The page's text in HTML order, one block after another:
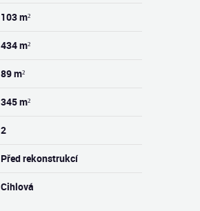
103 m²
434 m²
89 m²
345 m²
2
Před rekonstrukcí
Cihlová